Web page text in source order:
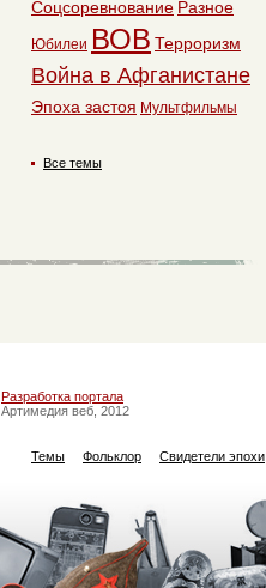
Соцсоревнование Разное
Юбилеи ВОВ Терроризм
Война в Афганистане
Эпоха застоя Мультфильмы
Все темы
Разработка портала
Артимедия веб, 2012
Темы Фольклор Свидетели эпохи